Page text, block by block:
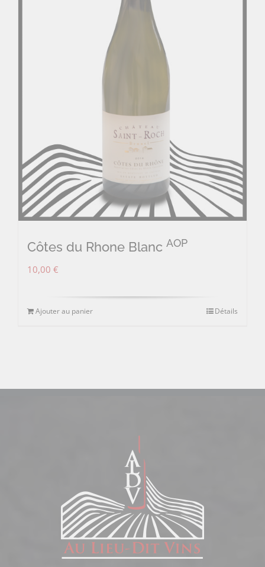
Côtes du Rhone Blanc AOP
10,00 €
Ajouter au panier Détails